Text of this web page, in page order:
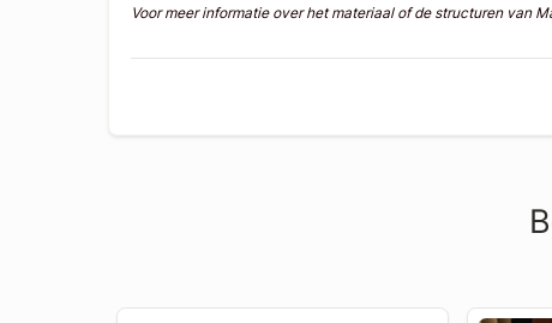
Voor meer informatie over het materiaal of de structuren van